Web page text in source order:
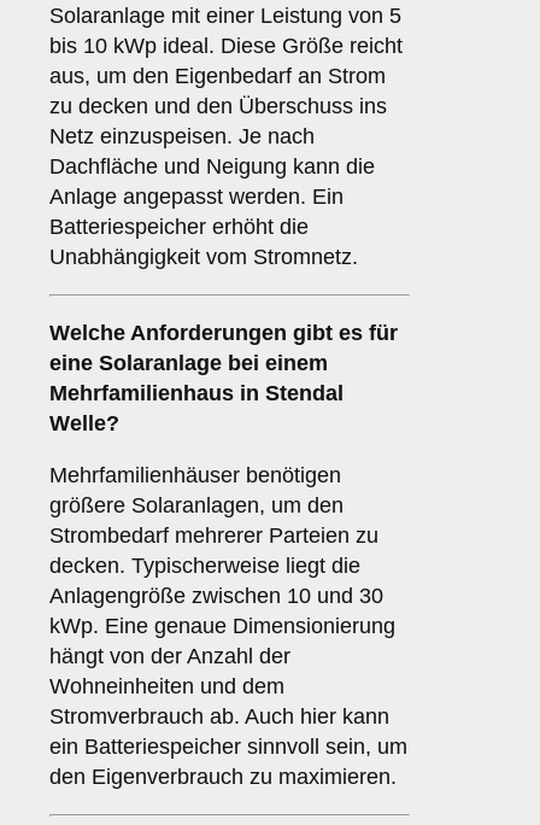
Solaranlage mit einer Leistung von 5
bis 10 kWp ideal. Diese Größe reicht
aus, um den Eigenbedarf an Strom
zu decken und den Überschuss ins
Netz einzuspeisen. Je nach
Dachfläche und Neigung kann die
Anlage angepasst werden. Ein
Batteriespeicher erhöht die
Unabhängigkeit vom Stromnetz.
Welche Anforderungen gibt es für
eine Solaranlage bei einem
Mehrfamilienhaus in Stendal
Welle?
Mehrfamilienhäuser benötigen
größere Solaranlagen, um den
Strombedarf mehrerer Parteien zu
decken. Typischerweise liegt die
Anlagengröße zwischen 10 und 30
kWp. Eine genaue Dimensionierung
hängt von der Anzahl der
Wohneinheiten und dem
Stromverbrauch ab. Auch hier kann
ein Batteriespeicher sinnvoll sein, um
den Eigenverbrauch zu maximieren.